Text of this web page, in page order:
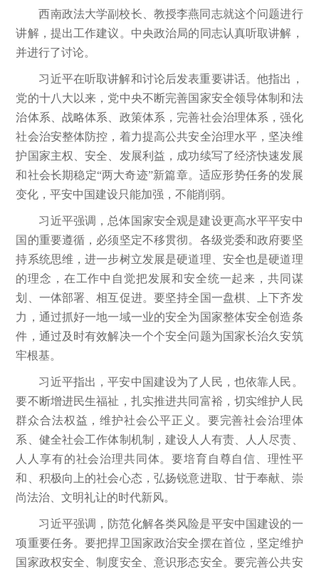
西南政法大学副校长、教授李燕同志就这个问题进行
讲解，提出工作建议。中央政治局的同志认真听取讲解，
并进行了讨论。
习近平在听取讲解和讨论后发表重要讲话。他指出，
党的十八大以来，党中央不断完善国家安全领导体制和法
治体系、战略体系、政策体系，完善社会治理体系，强化
社会治安整体防控，着力提高公共安全治理水平，坚决维
护国家主权、安全、发展利益，成功续写了经济快速发展
和社会长期稳定“两大奇迹”新篇章。适应形势任务的发展
变化，平安中国建设只能加强，不能削弱。
习近平强调，总体国家安全观是建设更高水平平安中
国的重要遵循，必须坚定不移贯彻。各级党委和政府要坚
持系统思维，进一步树立发展是硬道理、安全也是硬道理
的理念，在工作中自觉把发展和安全统一起来，共同谋
划、一体部署、相互促进。要坚持全国一盘棋、上下齐发
力，通过抓好一地一域一业的安全为国家整体安全创造条
件，通过及时有效解决一个个安全问题为国家长治久安筑
牢根基。
习近平指出，平安中国建设为了人民，也依靠人民。
要不断增进民生福祉，扎实推进共同富裕，切实维护人民
群众合法权益，维护社会公平正义。要完善社会治理体
系、健全社会工作体制机制，建设人人有责、人人尽责、
人人享有的社会治理共同体。要培育自尊自信、理性平
和、积极向上的社会心态，弘扬锐意进取、甘于奉献、崇
尚法治、文明礼让的时代新风。
习近平强调，防范化解各类风险是平安中国建设的一
项重要任务。要把捍卫国家政治安全摆在首位，坚定维护
国家政权安全、制度安全、意识形态安全。要完善公共安